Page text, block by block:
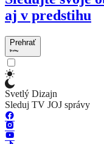
aj v predstihu
Prehrať
Svetlý Dizajn
Sleduj TV JOJ správy